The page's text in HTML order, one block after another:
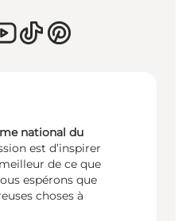
national du
est d’inspirer
de ce que
espérons que
choses à